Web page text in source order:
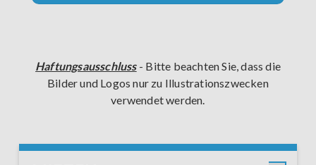
Haftungsausschluss- Bitte beachten Sie, dass die
Bilder und Logos nur zu Illustrationszwecken
verwendet werden.